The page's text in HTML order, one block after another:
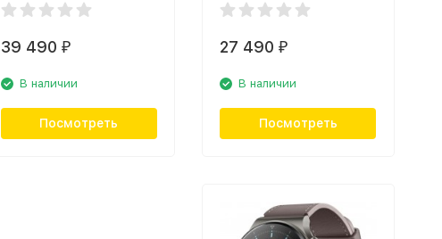
спортивный ремешок
39 490 ₽
В наличии
Посмотреть
ремешок
27 490₽
В наличии
Посмотреть